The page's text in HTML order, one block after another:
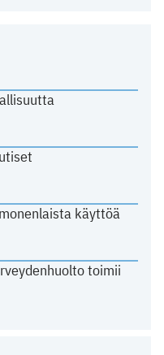
käyttöä
toimii